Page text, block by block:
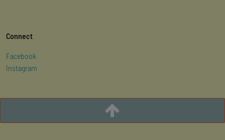
Connect
Facebook
Instagram